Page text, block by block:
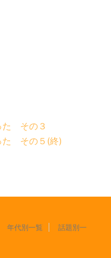
た その３
た その５(終)
年代別一覧
話題別一